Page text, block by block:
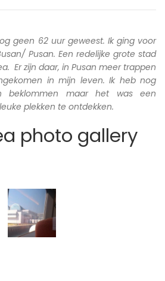
geen 62 uur geweest. Ik ging voor
Pusan. Een redelijke grote stad
Er zijn daar, in Pusan meer trappen
in mijn leven. Ik heb nog
beklommen maar het was een
plekken te ontdekken.
photo gallery